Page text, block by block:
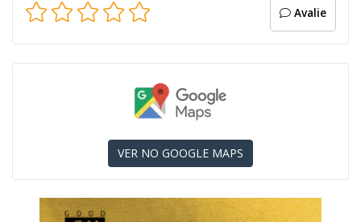
Avalie
VER NO GOOGLE MAPS